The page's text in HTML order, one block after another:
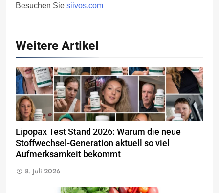
Besuchen Sie siivos.com
Weitere Artikel
Lipopax Test Stand 2026: Warum die neue
Stoffwechsel-Generation aktuell so viel
Aufmerksamkeit bekommt
8. Juli 2026